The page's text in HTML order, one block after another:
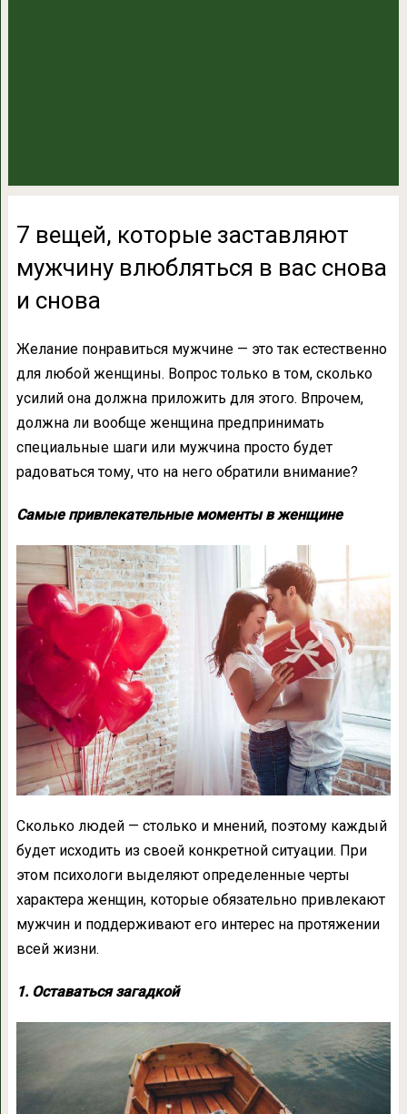
7 вещей, которые заставляют
мужчину влюбляться в вас снова
и снова
Желание понравиться мужчине — это так естественно
для любой женщины. Вопрос только в том, сколько
усилий она должна приложить для этого. Впрочем,
должна ли вообще женщина предпринимать
специальные шаги или мужчина просто будет
радоваться тому, что на него обратили внимание?
Самые привлекательные моменты в женщине
Сколько людей — столько и мнений, поэтому каждый
будет исходить из своей конкретной ситуации. При
этом психологи выделяют определенные черты
характера женщин, которые обязательно привлекают
мужчин и поддерживают его интерес на протяжении
всей жизни.
1. Оставаться загадкой